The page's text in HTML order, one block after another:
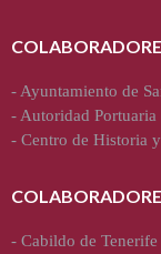
- Ayuntamiento de
- Autoridad Portuaria
- Centro de Historia
- Cabildo de Tenerife